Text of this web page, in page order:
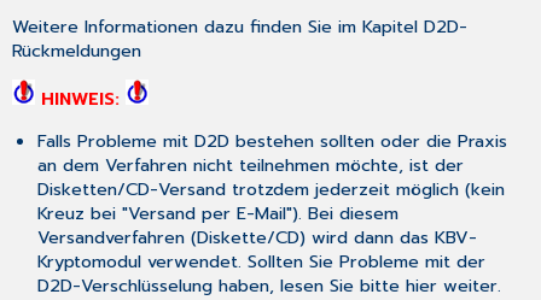
Weitere Informationen dazu finden Sie im KapitelD2D-
Rückmeldungen
HINWEIS:
Falls Probleme mit D2D bestehen sollten oder die Praxis
an dem Verfahren nicht teilnehmen möchte, ist der
Disketten/CD-Versand trotzdem jederzeit möglich (kein
Kreuz bei "Versand per E-Mail"). Bei diesem
Versandverfahren (Diskette/CD) wird dann das KBV-
Kryptomodul verwendet. Sollten Sie Probleme mit der
D2D-Verschlüsselung haben, lesen Sie bitte hierweiter.